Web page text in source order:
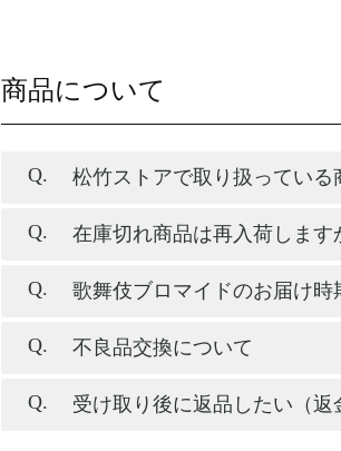
商品について
松竹ストアで取り扱っている
在庫切れ商品は再入荷します
歌舞伎ブロマイドのお届け時
不良品交換について
受け取り後に返品したい（返